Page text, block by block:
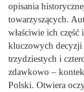
opisania
towarzyszących.
właściwie ich
kluczowych decyzji
trzydziestych i
zdawkowo –
Polski. Otwiera